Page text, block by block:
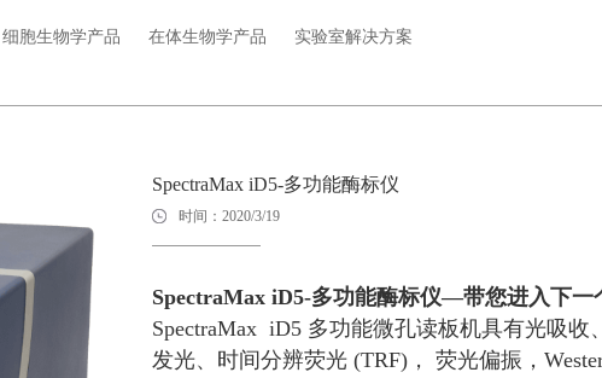
细胞生物学产品 在体生物学产品 实验室解决方案
SpectraMax iD5-多功能酶标仪
时间：2020/3/19
SpectraMax iD5-多功能酶标仪—带您进入下一
SpectraMax iD5 多功能微孔读板机具有光吸收
发光、时间分辨荧光 (TRF)， 荧光偏振，